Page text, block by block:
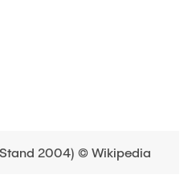
2004) © Wikipedia